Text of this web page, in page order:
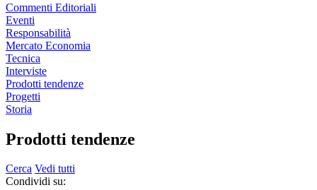
Commenti Editoriali
Eventi
Responsabilità
Mercato Economia
Tecnica
Interviste
Prodotti tendenze
Progetti
Storia
Prodotti tendenze
Cerca Vedi tutti
Condividi su: